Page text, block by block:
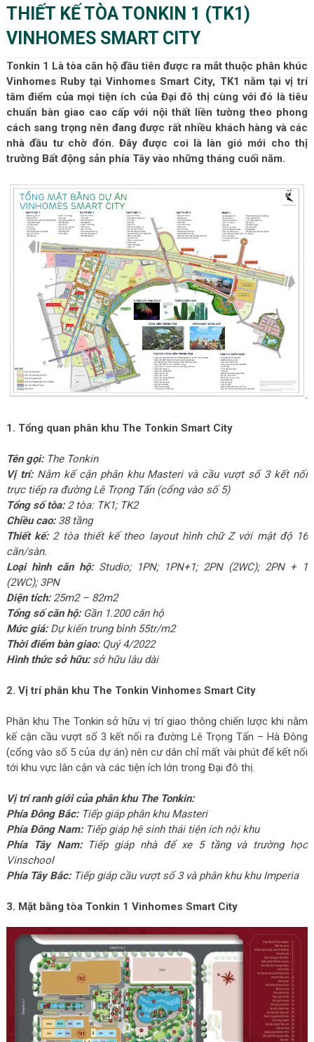
THIẾT KẾ TÒA TONKIN 1 (TK1)
VINHOMES SMART CITY
Tonkin 1 Là tòa căn hộ đầu tiên được ra mắt thuộc phân khúc
Vinhomes Ruby tại Vinhomes Smart City, TK1 nằm tại vị trí
tâm điểm của mọi tiện ích của Đại đô thị cùng với đó là tiêu
chuẩn bàn giao cao cấp với nội thất liền tường theo phong
cách sang trọng nên đang được rất nhiều khách hàng và các
nhà đầu tư chờ đón. Đây được coi là làn gió mới cho thị
trường Bất động sản phía Tây vào những tháng cuối năm.
1. Tổng quan phân khu The Tonkin Smart City
Tên gọi:The Tonkin
Vị trí:Nằm kế cận phân khu Masteri và cầu vượt số 3 kết nối
trực tiếp ra đường Lê Trọng Tấn (cổng vào số 5)
Tổng số tòa:2 tòa: TK1; TK2
Chiều cao:38 tầng
Thiết kế:2 tòa thiết kế theo layout hình chữ Z với mật độ 16
căn/sàn.
Loại hình căn hộ:Studio; 1PN; 1PN+1; 2PN (2WC); 2PN + 1
(2WC); 3PN
Diện tích:25m2 – 82m2
Tổng số căn hộ:Gần 1.200 căn hộ
Mức giá:Dự kiến trung bình 55tr/m2
Thời điểm bàn giao:Quý 4/2022
Hình thức sở hữu:sở hữu lâu dài
2. Vị trí phân khu The Tonkin Vinhomes Smart City
Phân khu The Tonkin sở hữu vị trí giao thông chiến lược khi nằm
kế cận cầu vượt số 3 kết nối ra đường Lê Trọng Tấn – Hà Đông
(cổng vào số 5 của dự án) nên cư dân chỉ mất vài phút để kết nối
tới khu vực lân cận và các tiện ích lớn trong Đại đô thị.
Vị trí ranh giới của phân khu The Tonkin:
Phía Đông Bắc:Tiếp giáp phân khu Masteri
Phía Đông Nam:Tiếp giáp hệ sinh thái tiện ích nội khu
Phía Tây Nam:Tiếp giáp nhà để xe 5 tầng và trường học
Vinschool
Phía Tây Bắc:Tiếp giáp cầu vượt số 3 và phân khu khu Imperia
3. Mặt bằng tòa Tonkin 1 Vinhomes Smart City